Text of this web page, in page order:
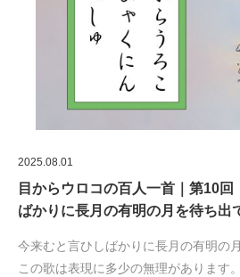
2025.08.01
目からウロコの百人一首｜第10
ばかりに長月の有明の月を待ち
今来むと言ひしばかりに長月の有明
この歌は表現に多少の無理があります